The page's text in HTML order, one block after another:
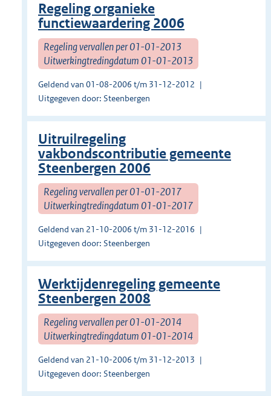
Regeling organieke
functiewaardering 2006
Regeling vervallen per 01-01-2013
Uitwerkingtredingdatum 01-01-2013
Geldend van 01-08-2006 t/m 31-12-2012
Uitgegeven door: Steenbergen
Uitruilregeling
vakbondscontributie gemeente
Steenbergen 2006
Regeling vervallen per 01-01-2017
Uitwerkingtredingdatum 01-01-2017
Geldend van 21-10-2006 t/m 31-12-2016
Uitgegeven door: Steenbergen
Werktijdenregeling gemeente
Steenbergen 2008
Regeling vervallen per 01-01-2014
Uitwerkingtredingdatum 01-01-2014
Geldend van 21-10-2006 t/m 31-12-2013
Uitgegeven door: Steenbergen